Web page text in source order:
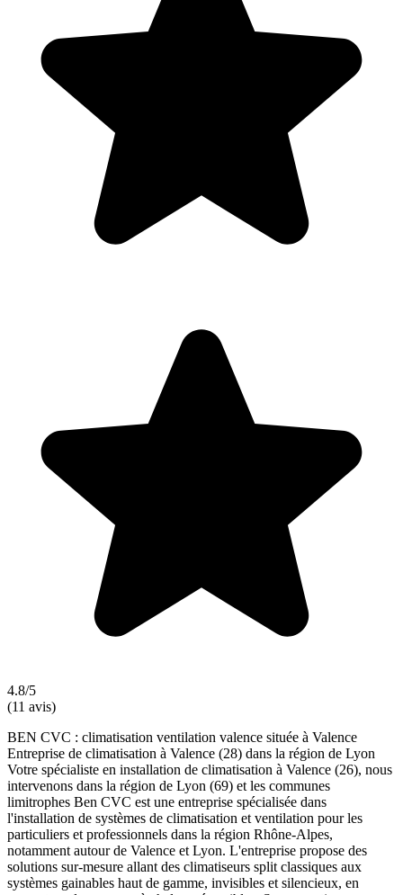
4.8/5
(11 avis)
BEN CVC : climatisation ventilation valence située à Valence
Entreprise de climatisation à Valence (28) dans la région de Lyon
Votre spécialiste en installation de climatisation à Valence (26), nous
intervenons dans la région de Lyon (69) et les communes
limitrophes Ben CVC est une entreprise spécialisée dans
l'installation de systèmes de climatisation et ventilation pour les
particuliers et professionnels dans la région Rhône-Alpes,
notamment autour de Valence et Lyon. L'entreprise propose des
solutions sur-mesure allant des climatiseurs split classiques aux
systèmes gainables haut de gamme, invisibles et silencieux, en